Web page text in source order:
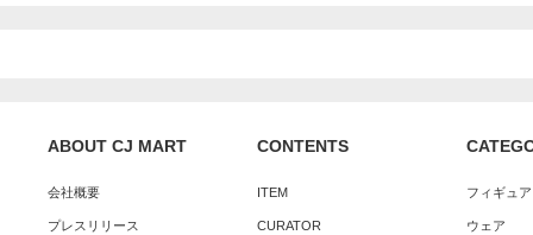
ABOUT CJ MART
会社概要
プレスリリース
CONTENTS
ITEM
CURATOR
フィギュ
ウェア